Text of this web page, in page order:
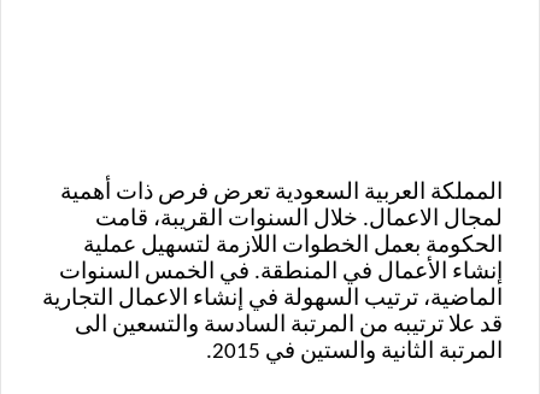
المملكة العربية السعودية تعرض فرص ذات أهمية
لمجال الاعمال. خلال السنوات القريبة، قامت
الحكومة بعمل الخطوات اللازمة لتسهيل عملية
إنشاء الأعمال في المنطقة. في الخمس السنوات
الماضية، ترتيب السهولة في إنشاء الاعمال التجارية
قد علا ترتيبه من المرتبة السادسة والتسعين الى
المرتبة الثانية والستين في 2015.